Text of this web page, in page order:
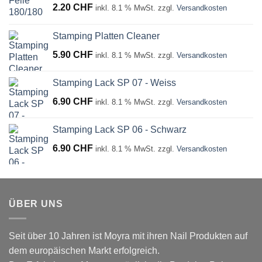
2.20 CHF inkl. 8.1 % MwSt. zzgl. Versandkosten
Stamping Platten Cleaner
5.90 CHF inkl. 8.1 % MwSt. zzgl. Versandkosten
Stamping Lack SP 07 - Weiss
6.90 CHF inkl. 8.1 % MwSt. zzgl. Versandkosten
Stamping Lack SP 06 - Schwarz
6.90 CHF inkl. 8.1 % MwSt. zzgl. Versandkosten
ÜBER UNS
Seit über 10 Jahren ist Moyra mit ihren Nail Produkten auf
dem europäischen Markt erfolgreich.